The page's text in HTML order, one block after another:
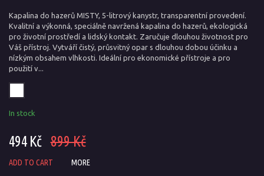
Kapalina do hazerů MISTY, 5-litrový kanystr, transparentní provedení.
Kvalitní a výkonná, speciálně navržená kapalina do hazerů, ekologická
pro životní prostředí a lidský kontakt. Zaručuje dlouhou životnost pro
Váš přístroj. Vytváří čistý, průsvitný opar s dlouhou dobou účinku a
nízkým obsahem vlhkosti. Ideální pro ekonomické přístroje a pro
použití v...
In stock
494 Kč 899 Kč
ADD TO CART MORE